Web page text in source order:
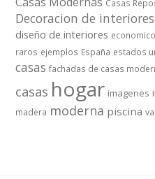
Casas
Decoracion de interiores
diseño de interiores economico
raros ejemplos España estados
casas fachadas de casas
casas hogar imagenes
madera moderna piscina